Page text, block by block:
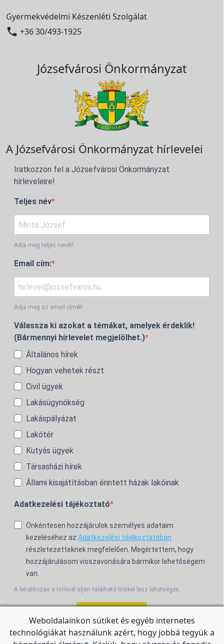
Gyermekvédelmi Készenléti Szolgálat
 +36 30/493-1925
Józsefvárosi Önkormányzat
A Józsefvárosi Önkormányzat hírlevelei
Iratkozzon fel a Józsefvárosi Önkormányzat
hírleveleire!
Teljes név
Adja meg teljes nevét!
Email cím:
Adja meg az email címét!
Válassza ki azokat a témákat, amelyek érdeklik!
(Bármennyi hírlevelet megjelölhet.)
Általános hírek
Hogyan vehetek részt
Civil ügyek
Lakásügynökség
Lakáspályázat
Lakótér
Kutyás ügyek
Társasházi hírek
Állami kisajátításban érintett házak lakóinak
Adatkezelési tájékoztató
Önkéntesen hozzájárulok személyes adataim
kezeléséhez az Adatkezelési tájékoztatóban
részletezetteknek megfelelően. Megértettem, hogy
hozzájárulásom visszavonására bármikor lehetőségem
van.
A leiratkozás a hírlevél alján található linkkel lesz lehetséges.
For the English Newsletter, clickHERE.
Weboldalainkon sütiket és egyéb internetes
technológiákat használunk azért, hogy jobbá tegyük a